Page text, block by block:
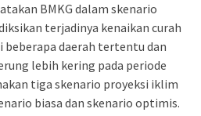
BMKG dalam skenario
terjadinya kenaikan curah
beberapa daerah tertentu dan
lebih kering pada periode
tiga skenario proyeksi iklim
biasa dan skenario optimis.